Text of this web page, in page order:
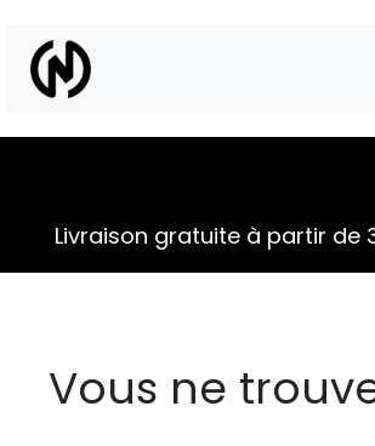
Livraison gratuite à partir de
Vous ne